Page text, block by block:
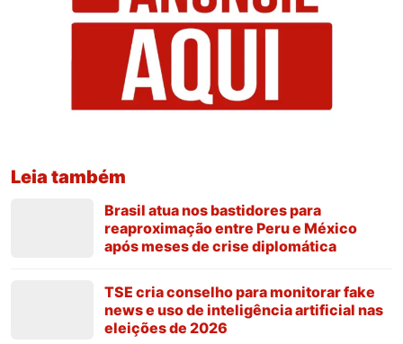
Leia também
Brasil atua nos bastidores para
reaproximação entre Peru e México
após meses de crise diplomática
TSE cria conselho para monitorar fake
news e uso de inteligência artificial nas
eleições de 2026